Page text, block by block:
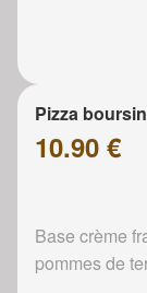
Pizza boursin
10.90 €
Base crème
pommes de